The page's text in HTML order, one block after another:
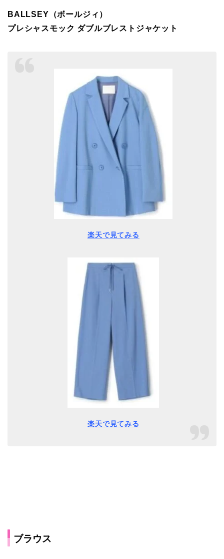
BALLSEY（ボールジィ）
プレシャスモック ダブルブレストジャケット
楽天で見てみる
楽天で見てみる
ブラウス